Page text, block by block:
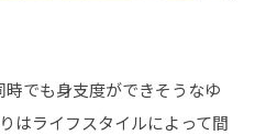
でも身支度ができそうなゆ
はライフスタイルによって間